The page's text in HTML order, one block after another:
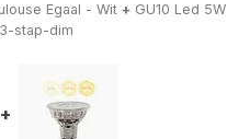
Egaal - Wit + GU10 Led 5W
stap-dim
+